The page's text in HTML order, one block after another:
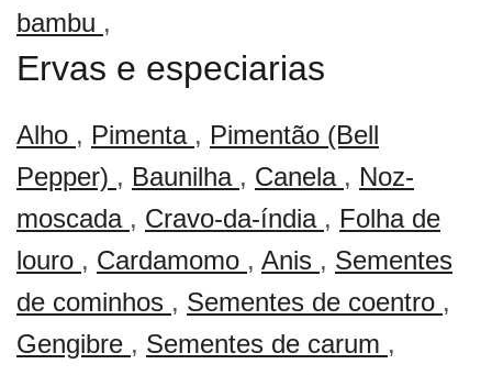
bambu ,
Ervas e especiarias
Alho , Pimenta , Pimentão (Bell
Pepper) , Baunilha , Canela , Noz-
moscada , Cravo-da-índia , Folha de
louro , Cardamomo , Anis , Sementes
de cominhos , Sementes de coentro ,
Gengibre , Sementes de carum ,